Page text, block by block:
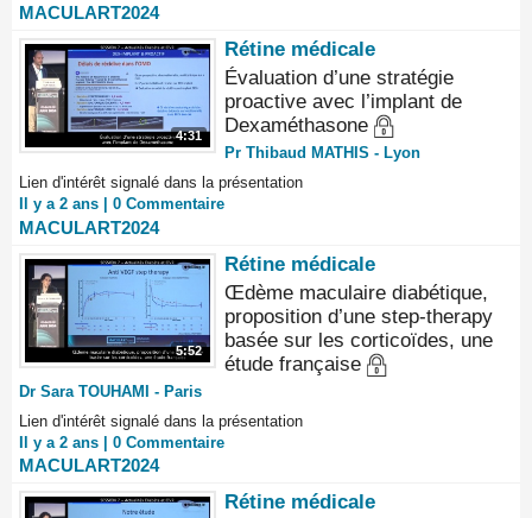
MACULART2024
4:31
Rétine médicale
Évaluation d’une stratégie
proactive avec l’implant de
Dexaméthasone
Pr Thibaud MATHIS - Lyon
Lien d'intérêt signalé dans la présentation
Il y a 2 ans | 0 Commentaire
MACULART2024
5:52
Rétine médicale
Œdème maculaire diabétique,
proposition d’une step-therapy
basée sur les corticoïdes, une
étude française
Dr Sara TOUHAMI - Paris
Lien d'intérêt signalé dans la présentation
Il y a 2 ans | 0 Commentaire
MACULART2024
Rétine médicale